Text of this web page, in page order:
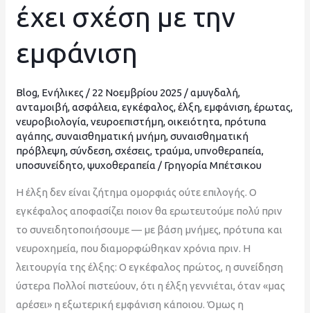
έχει σχέση με την
εμφάνιση
Blog, Ενήλικες / 22 Νοεμβρίου 2025 /αμυγδαλή,
ανταμοιβή,ασφάλεια,εγκέφαλος,έλξη,εμφάνιση,έρωτας,
νευροβιολογία,νευροεπιστήμη,οικειότητα, πρότυπα
αγάπης,συναισθηματική μνήμη,συναισθηματική
πρόβλεψη,σύνδεση,σχέσεις, τραύμα,υπνοθεραπεία,
υποσυνείδητο,ψυχοθεραπεία / Γρηγορία Μπέτσικου
Η έλξη δεν είναι ζήτημα ομορφιάς ούτε επιλογής. Ο
εγκέφαλος αποφασίζει ποιον θα ερωτευτούμε πολύ πριν
το συνειδητοποιήσουμε — με βάση μνήμες, πρότυπα και
νευροχημεία, που διαμορφώθηκαν χρόνια πριν. Η
λειτουργία της έλξης: Ο εγκέφαλος πρώτος, η συνείδηση
ύστερα Πολλοί πιστεύουν, ότι η έλξη γεννιέται, όταν «μας
αρέσει» η εξωτερική εμφάνιση κάποιου. Όμως η
γιατί
η
έλξη
δεν
έχει
σχέση
με
την
εμφάνιση